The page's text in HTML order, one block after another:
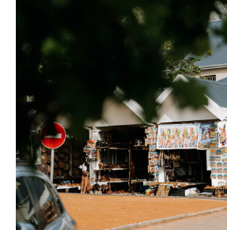
ООО «КАРМАТРЕВЕЛ»
ИНН: 7728842710, ОГРН: 1137746396897
Юридический адрес: 115093, г. Москва,
вн. тер. г. Муниципальный округ
Большая Серпуховская, д. 31, к. 6,
Лицензия:
Единый федеральный реестр
лицензия В031-00161-77/01649921
Документы:
Политика конфиденциальности
Согласие Пользователя сайта на
персональных данных
Пользовательское соглашение
Согласие на получение рассылки